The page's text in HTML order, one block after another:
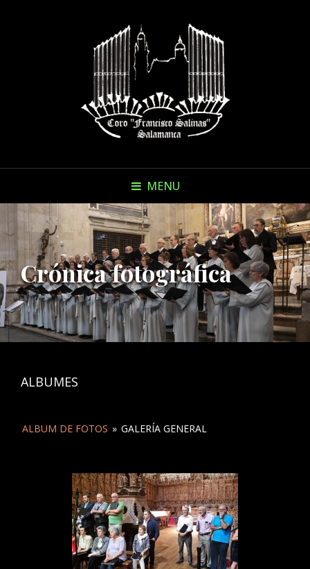
MENU
Crónica fotográfica
ALBUMES
ALBUM DE FOTOS » GALERÍA GENERAL